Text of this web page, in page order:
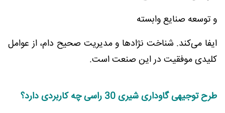
و توسعه صنایع وابسته
ایفا می‌کند. شناخت نژادها و مدیریت صحیح دام، از عوامل
کلیدی موفقیت در این صنعت است.
طرح توجیهی گاوداری شیری 30 راسی چه کاربردی دارد؟